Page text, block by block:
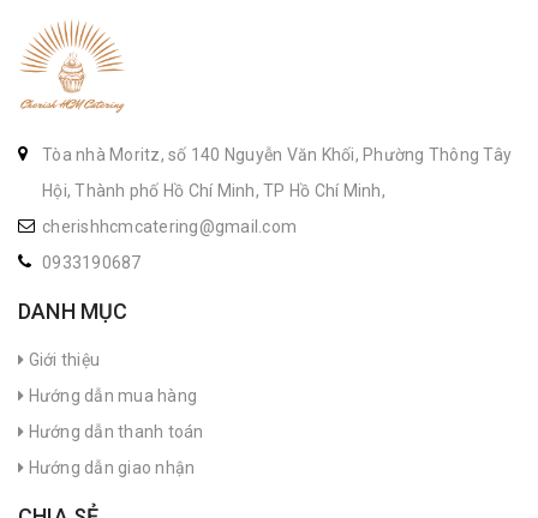
Tòa nhà Moritz, số 140 Nguyễn Văn Khối, Phường Thông Tây
Hội, Thành phố Hồ Chí Minh, TP Hồ Chí Minh,
cherishhcmcatering@gmail.com
0933190687
DANH MỤC
Giới thiệu
Hướng dẫn mua hàng
Hướng dẫn thanh toán
Hướng dẫn giao nhận